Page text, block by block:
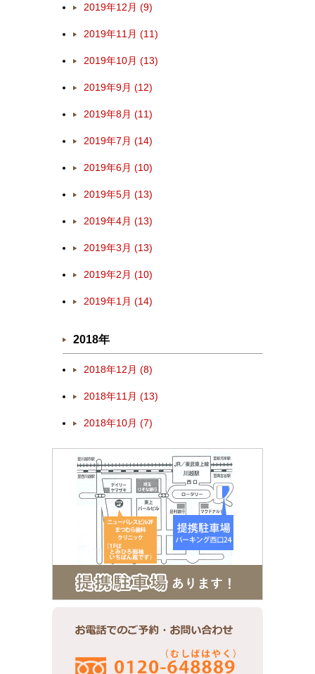
2019年12月 (9)
2019年11月 (11)
2019年10月 (13)
2019年9月 (12)
2019年8月 (11)
2019年7月 (14)
2019年6月 (10)
2019年5月 (13)
2019年4月 (13)
2019年3月 (13)
2019年2月 (10)
2019年1月 (14)
2018年
2018年12月 (8)
2018年11月 (13)
2018年10月 (7)